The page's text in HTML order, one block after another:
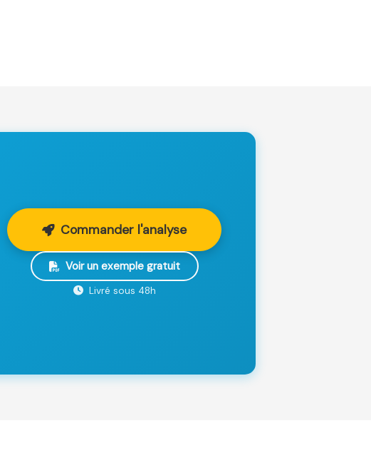
Commander l'analyse
Voir un exemple gratuit
Livré sous 48h